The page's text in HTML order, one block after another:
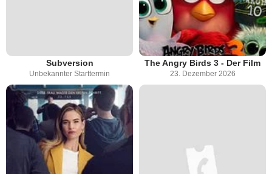
Subversion
Unbekannter Starttermin
The Angry Birds 3 - Der Film
23. Dezember 2026